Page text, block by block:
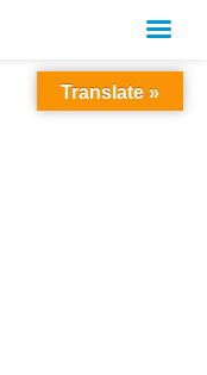
Translate »